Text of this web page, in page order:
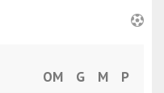
OM G M
P